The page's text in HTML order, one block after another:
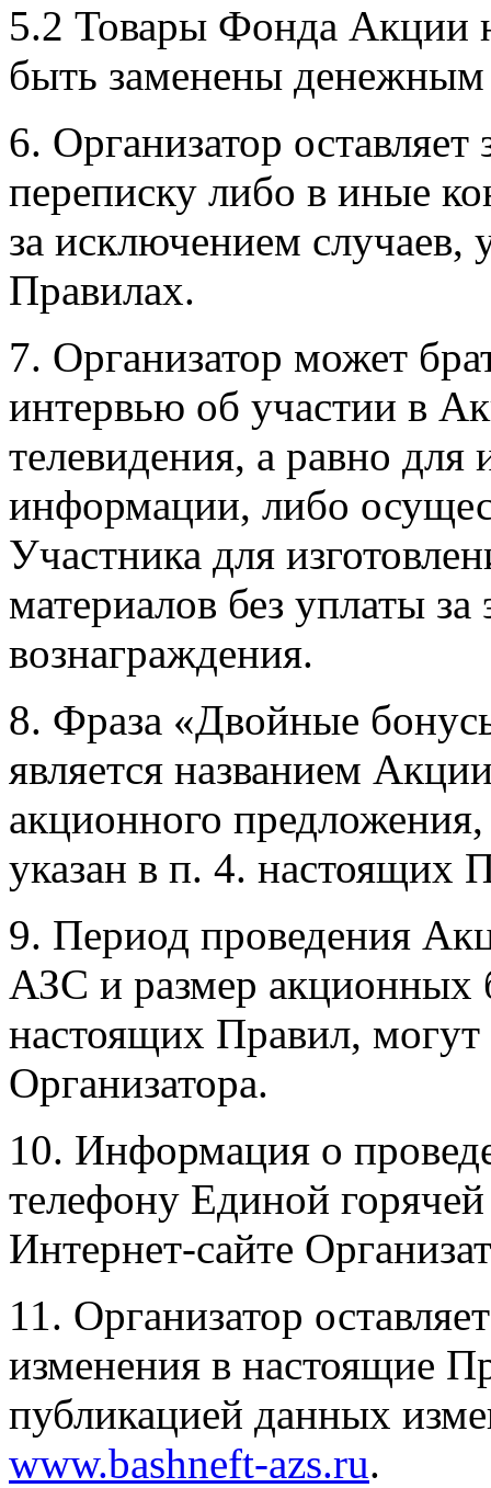
5.2 Товары Фонда Акции
быть заменены денежным
6. Организатор оставляет
переписку либо в иные
за исключением случаев,
Правилах.
7. Организатор может
интервью об участии в
телевидения, а равно для
информации, либо
Участника для
материалов без уплаты за
вознаграждения.
8. Фраза «Двойные
является названием
акционного
указан в п. 4. настоящих
9. Период проведения
АЗС и размер акционных
настоящих Правил,
Организатора.
10. Информация о
телефону Единой
Интернет-сайте
11. Организатор
изменения в настоящие
публикацией данных
www.bashneft-azs.ru.